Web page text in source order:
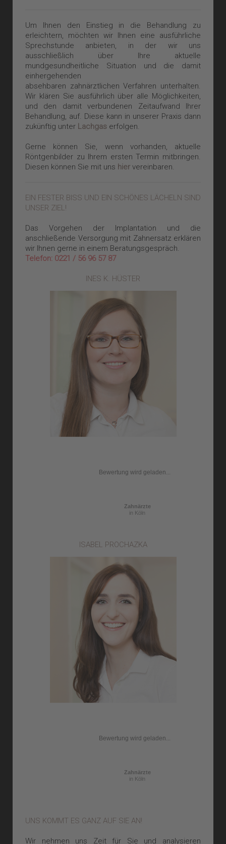
Um Ihnen den Einstieg in die Behandlung zu
erleichtern, möchten wir Ihnen eine ausführliche
Sprechstunde anbieten, in der wir uns
ausschließlich über Ihre aktuelle
mundgesundheitliche Situation und die damit
einhergehenden
absehbaren zahnärztlichen Verfahren unterhalten.
Wir klären Sie ausführlich über alle Möglichkeiten,
und den damit verbundenen Zeitaufwand Ihrer
Behandlung, auf. Diese kann in unserer Praxis dann
zukünftig unter Lachgas erfolgen.
Gerne können Sie, wenn vorhanden, aktuelle
Röntgenbilder zu Ihrem ersten Termin mitbringen.
Diesen können Sie mit uns hier vereinbaren.
EIN FESTER BISS UND EIN SCHÖNES LÄCHELN SIND
UNSER ZIEL!
Das Vorgehen der Implantation und die
anschließende Versorgung mit Zahnersatz erklären
wir Ihnen gerne in einem Beratungsgespräch.
Telefon: 0221 / 56 96 57 87
INES K. HÜSTER
Bewertung wird geladen...
Zahnärzte
in Köln
ISABEL PROCHAZKA
Bewertung wird geladen...
Zahnärzte
in Köln
UNS KOMMT ES GANZ AUF SIE AN!
Wir nehmen uns Zeit für Sie und analysieren